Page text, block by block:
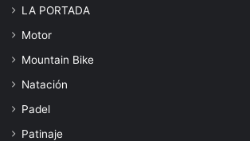
LA PORTADA
Motor
Mountain Bike
Natación
Padel
Patinaje